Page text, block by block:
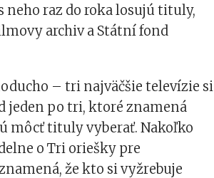
neho raz do roka losujú tituly,
archiv a Státní fond
– tri najväčšie televízie si
jeden po tri, ktoré znamená
môcť tituly vyberať. Nakoľko
o Tri oriešky pre
že kto si vyžrebuje